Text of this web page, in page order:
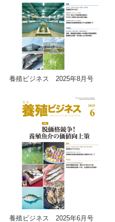
養殖ビジネス 2025年8月号
養殖ビジネス 2025年6月号